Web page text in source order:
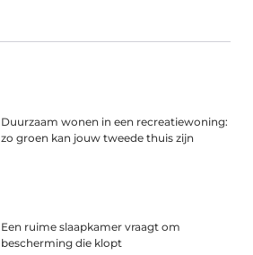
Duurzaam wonen in een recreatiewoning:
zo groen kan jouw tweede thuis zijn
Een ruime slaapkamer vraagt om
bescherming die klopt